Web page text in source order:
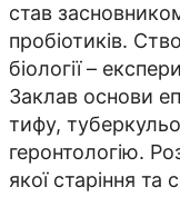
став
пробіотиків.
біології –
Заклав основи
тифу,
геронтологію.
якої старіння